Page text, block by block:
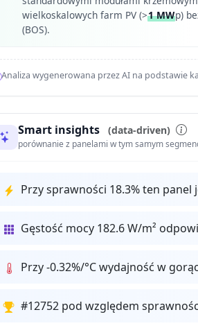
wielkoskalowych farm PV (>1 MWp)
(BOS).
Analiza wygenerowana przez AI na podstawie
Smart insights (data-driven)
porównanie z panelami w tym samym
Przy sprawności 18.3% ten
Gęstość mocy 182.6 W/m²
Przy -0.32%/°C wydajność w
#12752 pod względem